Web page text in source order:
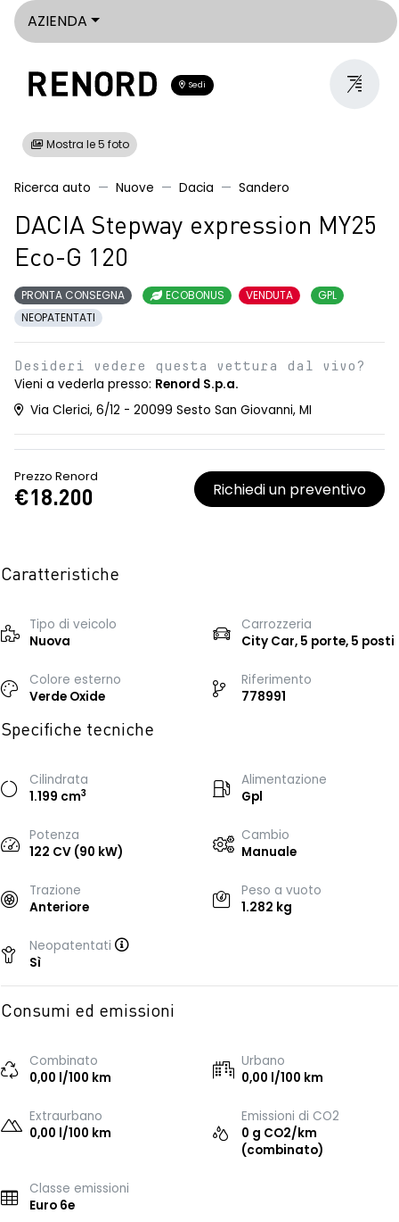
AZIENDA
Sedi
Mostra le 5 foto
Ricerca auto Nuove Dacia Sandero
DACIA Stepway expression MY25
Eco-G 120
PRONTA CONSEGNA ECOBONUS VENDUTA
GPL
NEOPATENTATI
Desideri vedere questa vettura dal vivo?
Vieni a vederla presso: Renord S.p.a.
Via Clerici, 6/12 - 20099 Sesto San Giovanni, MI
Prezzo Renord
€18.200 Richiedi un preventivo
Caratteristiche
Tipo di veicolo
Nuova
Carrozzeria
City Car, 5 porte, 5 posti
Colore esterno
Verde Oxide
Riferimento
778991
Specifiche tecniche
Cilindrata
1.199 cm3
Alimentazione
Gpl
Potenza
122 CV (90 kW)
Cambio
Manuale
Trazione
Anteriore
Peso a vuoto
1.282 kg
Neopatentati
Sì
Consumi ed emissioni
Combinato
0,00 l/100 km
Urbano
0,00 l/100 km
Extraurbano
0,00 l/100 km
Emissioni di CO2
0 g CO2/km
(combinato)
Classe emissioni
Euro 6e